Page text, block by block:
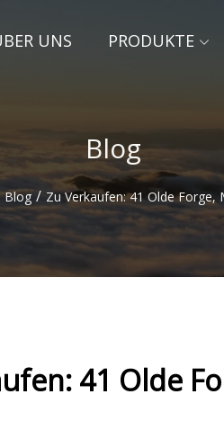
UNS PRODUKTE
Blog
Blog / Zu Verkaufen: 41 Olde Forge,
41 Olde